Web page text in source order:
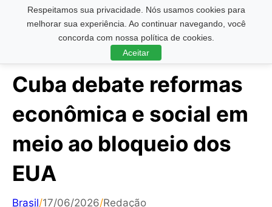
Respeitamos sua privacidade. Nós usamos cookies para
melhorar sua experiência. Ao continuar navegando, você
concorda com nossa política de cookies.
Aceitar
Pesquisar ...
Cuba debate reformas
econômica e social em
meio ao bloqueio dos
EUA
Brasil/17/06/2026/Redação